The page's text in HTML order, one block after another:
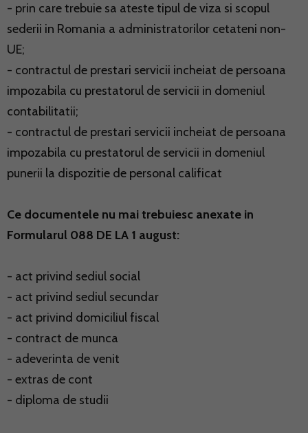
- prin care trebuie sa ateste tipul de viza si scopul
sederii in Romania a administratorilor cetateni non-
UE;
- contractul de prestari servicii incheiat de persoana
impozabila cu prestatorul de servicii in domeniul
contabilitatii;
- contractul de prestari servicii incheiat de persoana
impozabila cu prestatorul de servicii in domeniul
punerii la dispozitie de personal calificat
Ce documentele nu mai trebuiesc anexate in
Formularul 088 DE LA 1 august:
- act privind sediul social
- act privind sediul secundar
- act privind domiciliul fiscal
- contract de munca
- adeverinta de venit
- extras de cont
- diploma de studii